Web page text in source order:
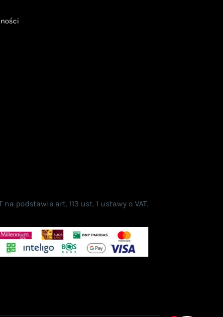
podstawie art. 113 ust. 1 ustawy o VAT.